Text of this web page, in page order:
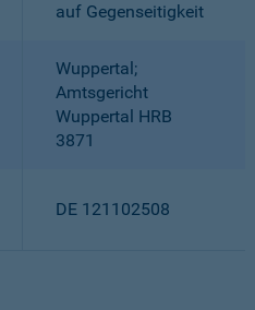
auf Gegenseitigkeit
Wuppertal;
Amtsgericht
Wuppertal HRB
3871
DE 121102508